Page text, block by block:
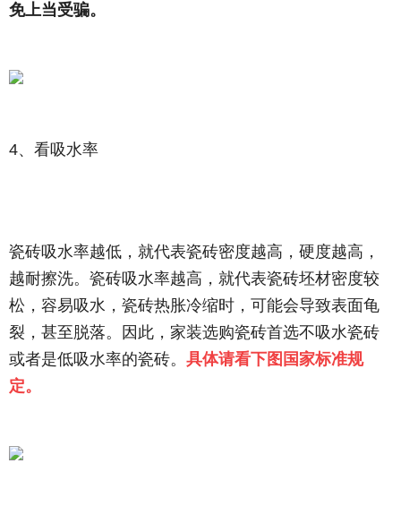
免上当受骗。
4、看吸水率
瓷砖吸水率越低，就代表瓷砖密度越高，硬度越高，
越耐擦洗。瓷砖吸水率越高，就代表瓷砖坯材密度较
松，容易吸水，瓷砖热胀冷缩时，可能会导致表面龟
裂，甚至脱落。因此，家装选购瓷砖首选不吸水瓷砖
或者是低吸水率的瓷砖。 具体请看下图国家标准规
定。